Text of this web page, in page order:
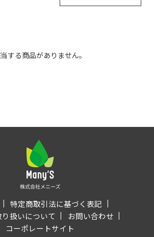
する商品がありません。
特定商取引法に基づく表記
扱いについて
お問い合わせ
コーポレートサイト